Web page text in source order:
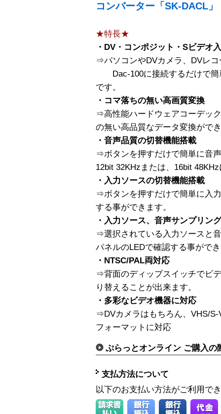
コンバーター「SK-DACL」
★特長★
・DV・コンポジット・Sビデオ
⇒パソコンやDVカメラ、DVレ
Dac-100に接続するだけで簡
です。
・コマ落ちの無い高画質変換
⇒高性能ハードウェアコーデッ
の無い高品質なデータ変換がで
・音声品質の切替機能搭載
⇒ボタンを押すだけで簡単に音
12bit 32KHzまたは、16bit
・入力ソースの切替機能搭載
⇒ボタンを押すだけで簡単に入
する事ができます。
・入力ソース、音声サンプリン
⇒選択されている入力ソースと
パネルのLEDで確認する事がで
・NTSC/PAL両対応
⇒背面のディップスイッチでビ
り替えることが出来ます。
・多彩なビデオ機器に対応
⇒DVカメラはもちろん、VHS/
フォーマットに対応
ぷらっとオンライン ご購入の
支払方法について
以下のお支払い方法がご利用で